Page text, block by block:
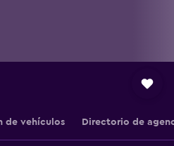
de vehículos Directorio de